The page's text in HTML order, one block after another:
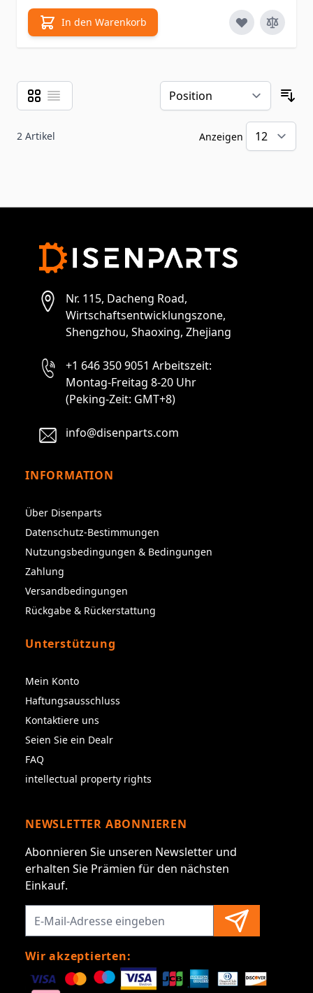
In den Warenkorb
Ansicht als
Raster
Liste
2 Artikel Anzeigen
Nr. 115, Dacheng Road,
Wirtschaftsentwicklungszone,
Shengzhou, Shaoxing, Zhejiang
+1 646 350 9051 Arbeitszeit:
Montag-Freitag 8-20 Uhr
(Peking-Zeit: GMT+8)
info@disenparts.com
INFORMATION
Über Disenparts
Datenschutz-Bestimmungen
Nutzungsbedingungen & Bedingungen
Zahlung
Versandbedingungen
Rückgabe & Rückerstattung
Unterstützung
Mein Konto
Haftungsausschluss
Kontaktiere uns
Seien Sie ein Dealr
FAQ
intellectual property rights
NEWSLETTER ABONNIEREN
Abonnieren Sie unseren Newsletter und
erhalten Sie Prämien für den nächsten
Einkauf.
Wir akzeptierten: